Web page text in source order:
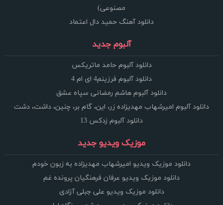
مصنوعی)
دانلود آهنگ حمید دال اعتماد
آلبوم جدید
دانلود آلبوم حامد ماتریکس
دانلود آلبوم فرزینم4 ای ام 4
دانلود آلبوم هاشم رمضانی سپاه عشق
دانلود آلبوم امیرشهاب مهدیزاده زر، این، گام بر، چنین، داشت، دشت
دانلود آلبوم زدکس 13
موزیک ویدیو جدید
دانلود موزیک ویدیو امیرشهاب مهدیزاده به زبون خودم
دانلود موزیک ویدیو عرفان فرهنگیان پرونده غم
دانلود موزیک ویدیو علی جبلی آزادی